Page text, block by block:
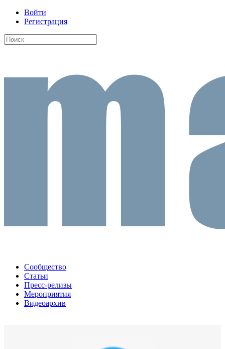
Войти
Регистрация
Сообщество
Статьи
Пресс-релизы
Мероприятия
Видеоархив